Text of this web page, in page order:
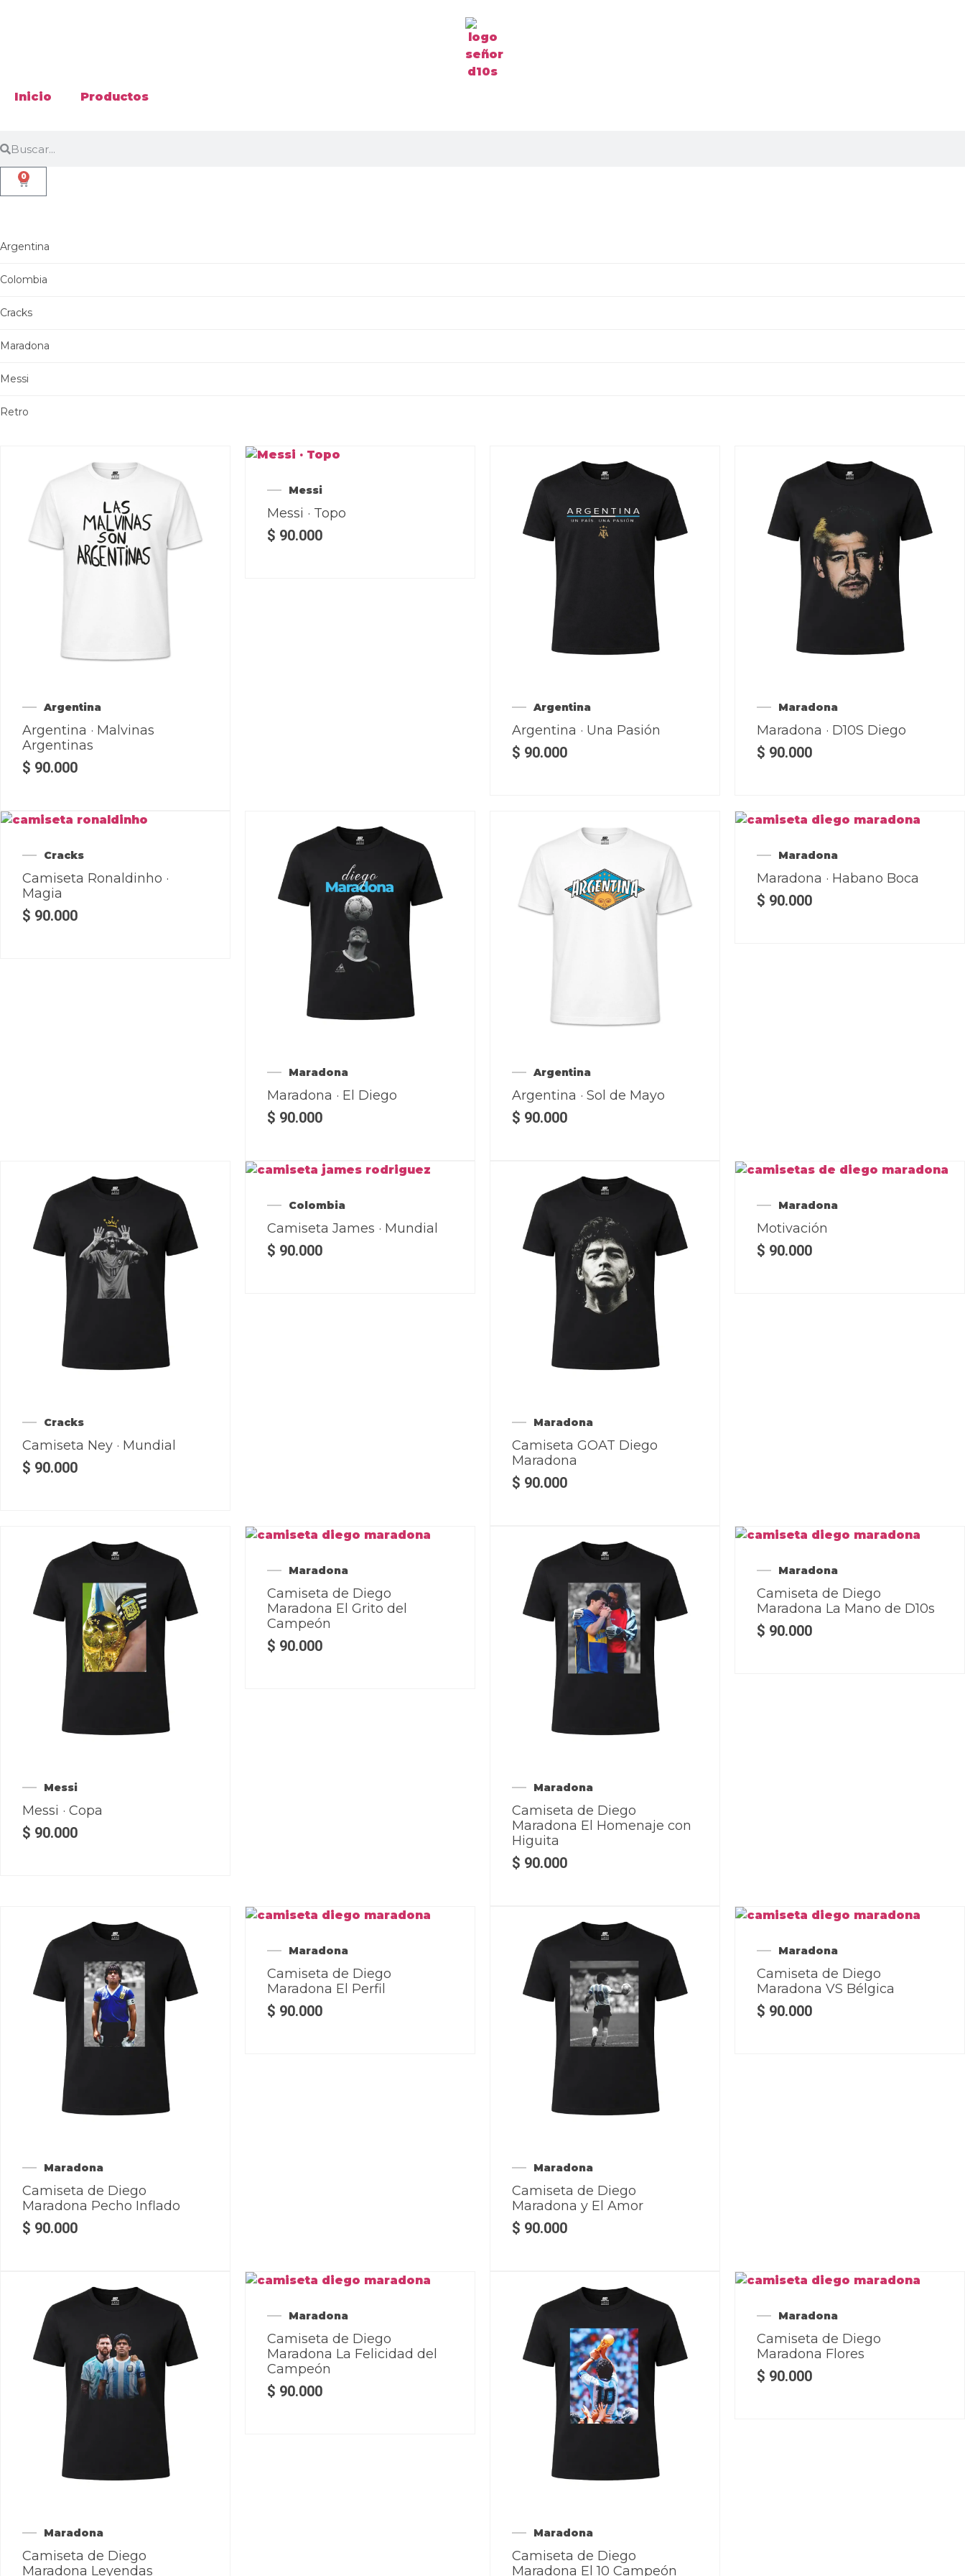
Inicio Productos
0
Argentina
Colombia
Cracks
Maradona
Messi
Retro
Argentina
Argentina · Malvinas
Argentinas
$ 90.000
Messi
Messi · Topo
$ 90.000
Argentina
Argentina · Una Pasión
$ 90.000
Maradona
Maradona · D10S Diego
$ 90.000
Cracks
Camiseta Ronaldinho ·
Magia
$ 90.000
Maradona
Maradona · El Diego
$ 90.000
Argentina
Argentina · Sol de Mayo
$ 90.000
Maradona
Maradona · Habano Boca
$ 90.000
Cracks
Camiseta Ney · Mundial
$ 90.000
Colombia
Camiseta James · Mundial
$ 90.000
Maradona
Camiseta GOAT Diego
Maradona
$ 90.000
Maradona
Motivación
$ 90.000
Messi
Messi · Copa
$ 90.000
Maradona
Camiseta de Diego
Maradona El Grito del
Campeón
$ 90.000
Maradona
Camiseta de Diego
Maradona El Homenaje con
Higuita
$ 90.000
Maradona
Camiseta de Diego
Maradona La Mano de D10s
$ 90.000
Maradona
Camiseta de Diego
Maradona Pecho Inflado
$ 90.000
Maradona
Camiseta de Diego
Maradona El Perfil
$ 90.000
Maradona
Camiseta de Diego
Maradona y El Amor
$ 90.000
Maradona
Camiseta de Diego
Maradona VS Bélgica
$ 90.000
Maradona
Camiseta de Diego
Maradona Leyendas
Maradona
Camiseta de Diego
Maradona La Felicidad del
Campeón
$ 90.000
Maradona
Camiseta de Diego
Maradona El 10 Campeón
Maradona
Camiseta de Diego
Maradona Flores
$ 90.000